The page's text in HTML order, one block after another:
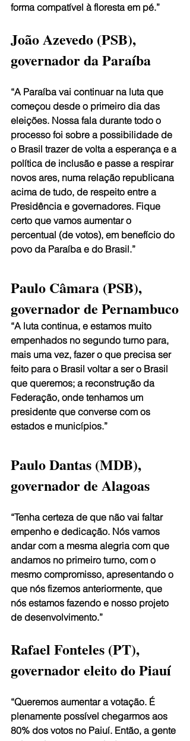
forma compatível à floresta em pé.”
João Azevedo (PSB),
governador da Paraíba
“A Paraíba vai continuar na luta que
começou desde o primeiro dia das
eleições. Nossa fala durante todo o
processo foi sobre a possibilidade de
o Brasil trazer de volta a esperança e a
política de inclusão e passe a respirar
novos ares, numa relação republicana
acima de tudo, de respeito entre a
Presidência e governadores. Fique
certo que vamos aumentar o
percentual (de votos), em benefício do
povo da Paraíba e do Brasil.”
Paulo Câmara (PSB),
governador de Pernambuco
“A luta continua, e estamos muito
empenhados no segundo turno para,
mais uma vez, fazer o que precisa ser
feito para o Brasil voltar a ser o Brasil
que queremos; a reconstrução da
Federação, onde tenhamos um
presidente que converse com os
estados e municípios.”
Paulo Dantas (MDB),
governador de Alagoas
“Tenha certeza de que não vai faltar
empenho e dedicação. Nós vamos
andar com a mesma alegria com que
andamos no primeiro turno, com o
mesmo compromisso, apresentando o
que nós fizemos anteriormente, que
nós estamos fazendo e nosso projeto
de desenvolvimento.”
Rafael Fonteles (PT),
governador eleito do Piauí
“Queremos aumentar a votação. É
plenamente possível chegarmos aos
80% dos votos no Paiuí. Então, a gente